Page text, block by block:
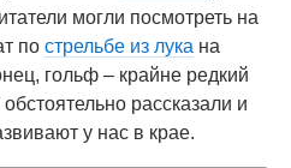
могли посмотреть на
по стрельбе из лука на
гольф – крайне редкий
рассказали и
у нас в крае.